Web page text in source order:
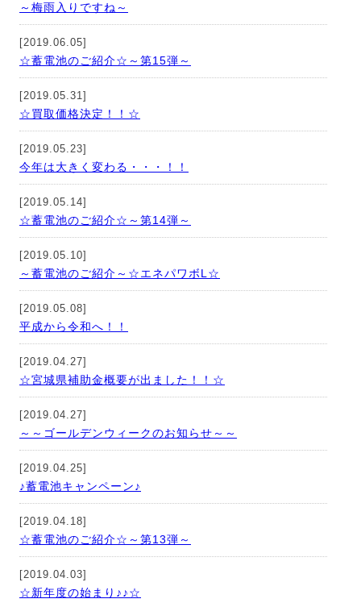
～梅雨入りですね～
[2019.06.05]
☆蓄電池のご紹介☆～第15弾～
[2019.05.31]
☆買取価格決定！！☆
[2019.05.23]
今年は大きく変わる・・・！！
[2019.05.14]
☆蓄電池のご紹介☆～第14弾～
[2019.05.10]
～蓄電池のご紹介～☆エネパワボL☆
[2019.05.08]
平成から令和へ！！
[2019.04.27]
☆宮城県補助金概要が出ました！！☆
[2019.04.27]
～～ゴールデンウィークのお知らせ～～
[2019.04.25]
♪蓄電池キャンペーン♪
[2019.04.18]
☆蓄電池のご紹介☆～第13弾～
[2019.04.03]
☆新年度の始まり♪♪☆